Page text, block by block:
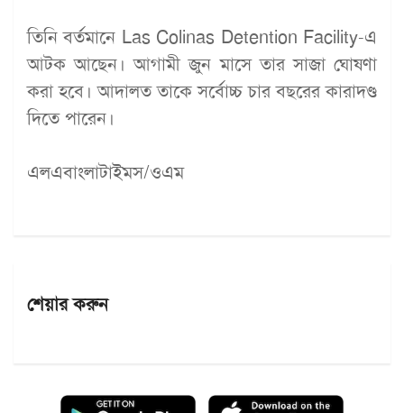
তিনি বর্তমানে Las Colinas Detention Facility-এ
আটক আছেন। আগামী জুন মাসে তার সাজা ঘোষণা
করা হবে। আদালত তাকে সর্বোচ্চ চার বছরের কারাদণ্ড
দিতে পারেন।
এলএবাংলাটাইমস/ওএম
শেয়ার করুন